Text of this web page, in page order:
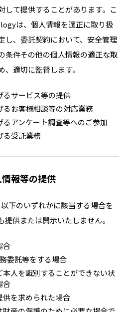
して提供することがあります。こ
は、個人情報を適正に取り扱
し、委託契約において、安全管理
条件その他の個人情報の適正な取
、適切に監督します。
るサービス等の提供
お客様相談等の対応業務
アンケート調査等へのご参加
る受託業務
情報等の提供
下のいずれかに該当する場合を
供または開示いたしません。
合
委託等をする場合
人を識別することができない状
合
を求められた場合